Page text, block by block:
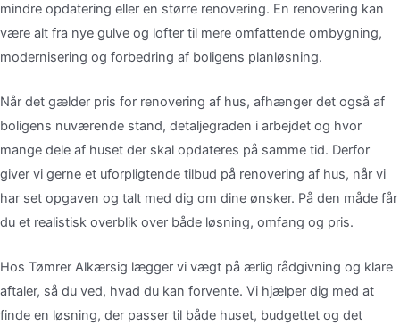
mindre opdatering eller en større renovering. En renovering kan
være alt fra nye gulve og lofter til mere omfattende ombygning,
modernisering og forbedring af boligens planløsning.
Når det gælder pris for renovering af hus, afhænger det også af
boligens nuværende stand, detaljegraden i arbejdet og hvor
mange dele af huset der skal opdateres på samme tid. Derfor
giver vi gerne et uforpligtende tilbud på renovering af hus, når vi
har set opgaven og talt med dig om dine ønsker. På den måde får
du et realistisk overblik over både løsning, omfang og pris.
Hos Tømrer Alkærsig lægger vi vægt på ærlig rådgivning og klare
aftaler, så du ved, hvad du kan forvente. Vi hjælper dig med at
finde en løsning, der passer til både huset, budgettet og det